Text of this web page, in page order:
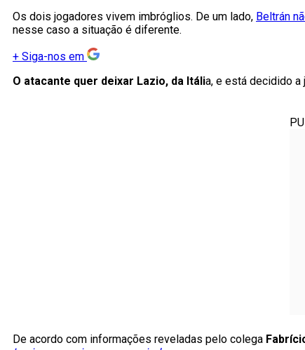
Os dois jogadores vivem imbróglios. De um lado, Beltrán
nesse caso a situação é diferente.
+ Siga-nos em
O atacante quer deixar Lazio, da Itália, e está decidido a
De acordo com informações reveladas pelo colega